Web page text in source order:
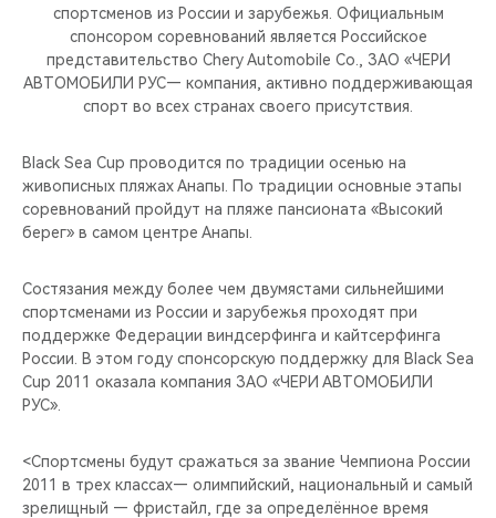
НОВИНКИ
БЛАГОТВОРИТЕЛЬНОСТЬ
CHERY И СПОРТ
НАШИ МЕРОПРИЯТИЯ
CHERY ДЛЯ ДЕТЕЙ
спортсменов из России и зарубежья. Официальным
спонсором соревнований является Российское
представительство Chery Automobile Co., ЗАО «ЧЕРИ
АВТОМОБИЛИ РУС— компания, активно поддерживающая
спорт во всех странах своего присутствия.
Black Sea Cup проводится по традиции осенью на
живописных пляжах Анапы. По традиции основные этапы
соревнований пройдут на пляже пансионата «Высокий
берег» в самом центре Анапы.
Состязания между более чем двумястами сильнейшими
спортсменами из России и зарубежья проходят при
поддержке Федерации виндсерфинга и кайтсерфинга
России. В этом году спонсорскую поддержку для Black Sea
Cup 2011 оказала компания ЗАО «ЧЕРИ АВТОМОБИЛИ
РУС».
<Спортсмены будут сражаться за звание Чемпиона России
2011 в трех классах— олимпийский, национальный и самый
зрелищный — фристайл, где за определённое время